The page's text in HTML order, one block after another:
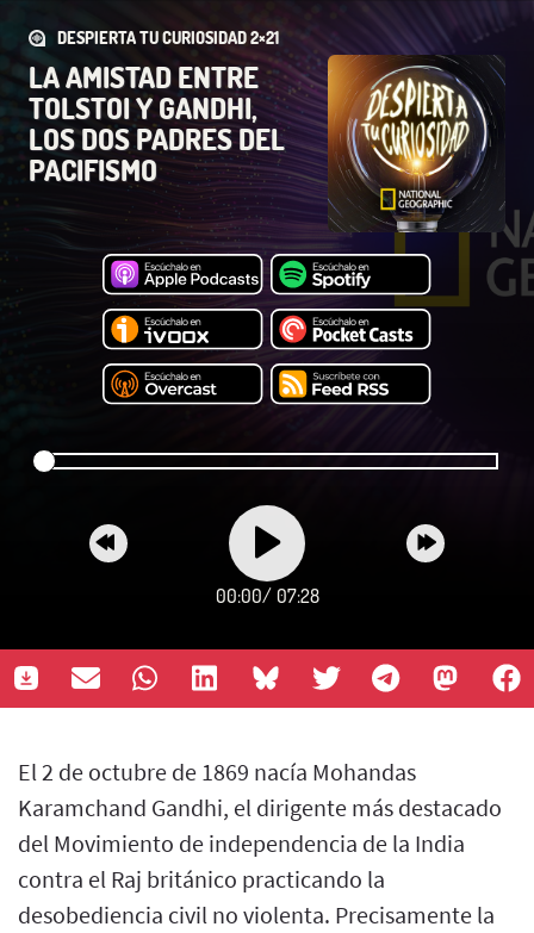
DESPIERTA TU CURIOSIDAD 2×21
LA AMISTAD ENTRE
TOLSTOI Y GANDHI,
LOS DOS PADRES DEL
PACIFISMO
00:00/ 07:28
El 2 de octubre de 1869 nacía Mohandas
Karamchand Gandhi, el dirigente más destacado
del Movimiento de independencia de la India
contra el Raj británico practicando la
desobediencia civil no violenta. Precisamente la